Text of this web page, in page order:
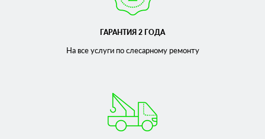
ГАРАНТИЯ 2 ГОДА
На все услуги по слесарномуремонту